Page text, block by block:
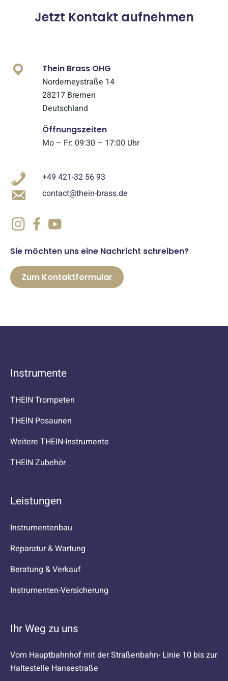
Jetzt Kontakt aufnehmen
Thein Brass OHG
Norderneystraße 14
28217 Bremen
Deutschland
Öffnungszeiten
Mo – Fr: 09:30 – 17:00 Uhr
+49 421-32 56 93
contact@thein-brass.de
Sie möchten uns eine Nachricht schreiben?
Zum Kontaktformular
Instrumente
THEIN Trompeten
THEIN Posaunen
Weitere THEIN-Instrumente
THEIN Zubehör
Leistungen
Instrumentenbau
Reparatur & Wartung
Beratung & Verkauf
Instrumenten-Versicherung
Ihr Weg zu uns
Vom Hauptbahnhof mit der Straßenbahn- Linie 10 bis zur
Haltestelle Hansestraße